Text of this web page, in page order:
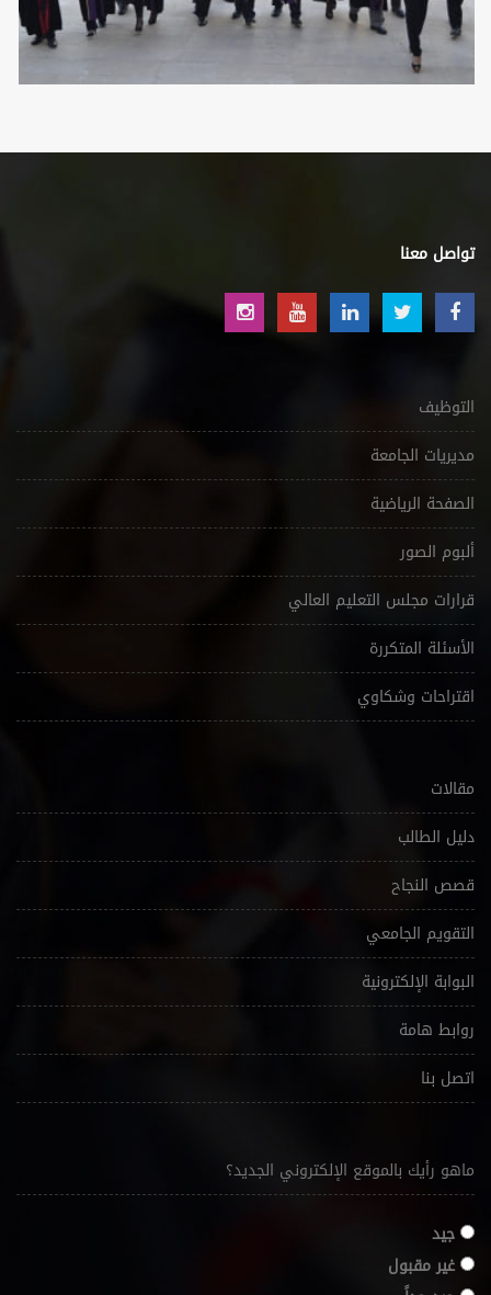
تواصل معنا
التوظيف
مديريات الجامعة
الصفحة الرياضية
ألبوم الصور
قرارات مجلس التعليم العالي
الأسئلة المتكررة
اقتراحات وشكاوي
مقالات
دليل الطالب
قصص النجاح
التقويم الجامعي
البوابة الإلكترونية
روابط هامة
اتصل بنا
ماهو رأيك بالموقع الإلكتروني الجديد؟
جيد
غير مقبول